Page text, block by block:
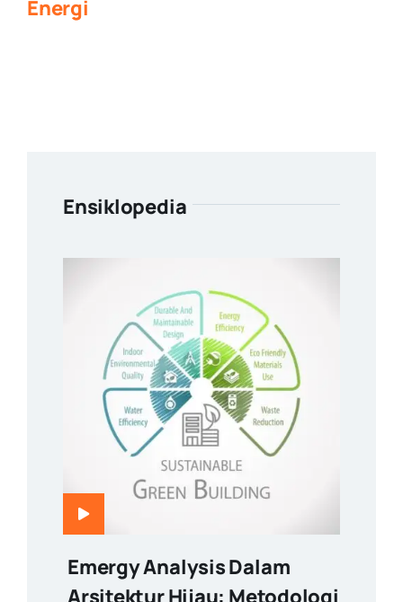
Energi
Ensiklopedia
Emergy Analysis Dalam
Arsitektur Hijau: Metodologi